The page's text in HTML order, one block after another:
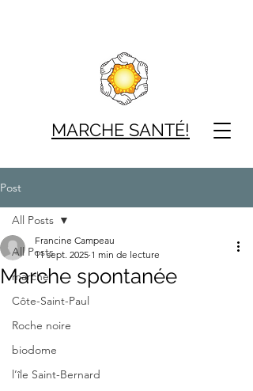
MARCHE SANTÉ!
Post
All Posts
marche
Côte-Saint-Paul
Roche noire
biodome
l’île Saint-Bernard
All Posts
Marche spontanée
Francine Campeau
11 sept. 2025 1 min de lecture